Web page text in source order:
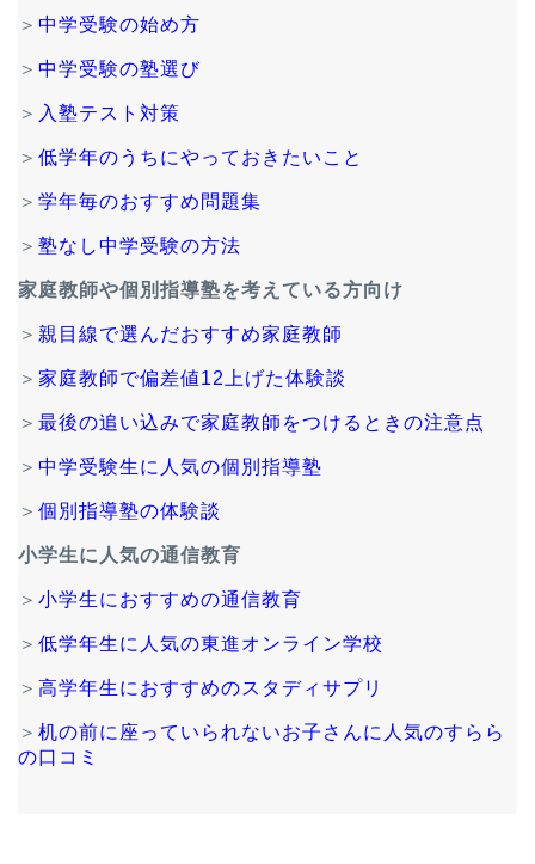
＞ 中学受験の始め方
＞ 中学受験の塾選び
＞ 入塾テスト対策
＞ 低学年のうちにやっておきたいこと
＞ 学年毎のおすすめ問題集
＞ 塾なし中学受験の方法
家庭教師や個別指導塾を考えている方向け
＞ 親目線で選んだおすすめ家庭教師
＞ 家庭教師で偏差値12上げた体験談
＞ 最後の追い込みで家庭教師をつけるときの注意点
＞ 中学受験生に人気の個別指導塾
＞ 個別指導塾の体験談
小学生に人気の通信教育
＞ 小学生におすすめの通信教育
＞ 低学年生に人気の東進オンライン学校
＞ 高学年生におすすめのスタディサプリ
＞ 机の前に座っていられないお子さんに人気のすらら
の口コミ